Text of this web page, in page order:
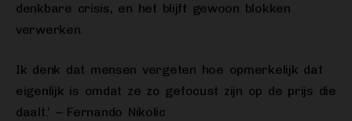
denkbare crisis, en het blijft gewoon blokken
verwerken.
Ik denk dat mensen vergeten hoe opmerkelijk dat
eigenlijk is omdat ze zo gefocust zijn op de prijs die
daalt.’ – Fernando Nikolic